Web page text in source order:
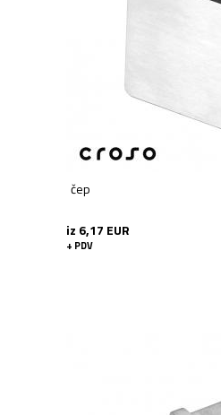
čep
iz 6,17 EUR
+ PDV